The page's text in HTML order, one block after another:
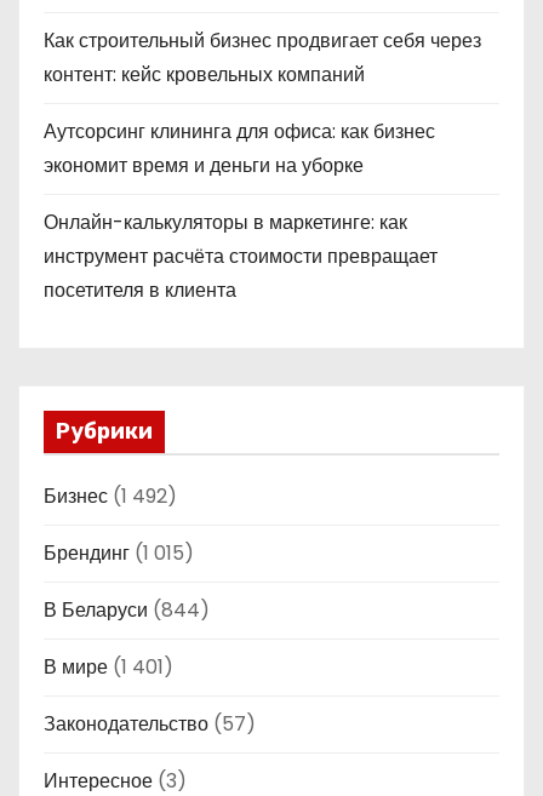
Как строительный бизнес продвигает себя через
контент: кейс кровельных компаний
Аутсорсинг клининга для офиса: как бизнес
экономит время и деньги на уборке
Онлайн-калькуляторы в маркетинге: как
инструмент расчёта стоимости превращает
посетителя в клиента
Рубрики
Бизнес (1 492)
Брендинг (1 015)
В Беларуси (844)
В мире (1 401)
Законодательство (57)
Интересное (3)